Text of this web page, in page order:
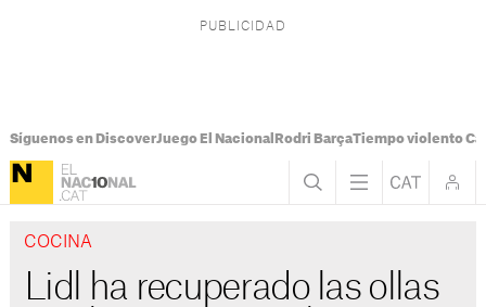
Síguenos en DiscoverJuego El Nacional Rodri BarçaTiempo violento
COCINA
Lidl ha recuperado las ollas